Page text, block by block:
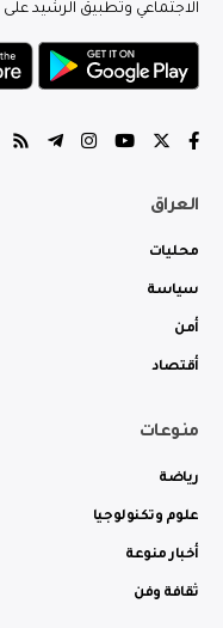
الاجتماعي وتطبيق الرشيد على
العراق
محليات
سياسة
أمن
أقتصاد
منوعات
رياضة
علوم وتكنولوجيا
أخبار منوعة
ثقافة وفن